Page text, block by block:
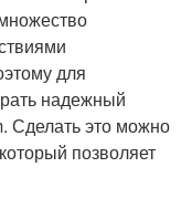
для
надежный
Сделать это можно
позволяет